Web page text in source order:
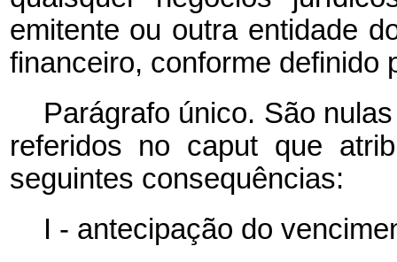
emitente ou outra entidade
financeiro, conforme definido
Parágrafo único. São
referidos no caput que
seguintes consequências:
I - antecipação do